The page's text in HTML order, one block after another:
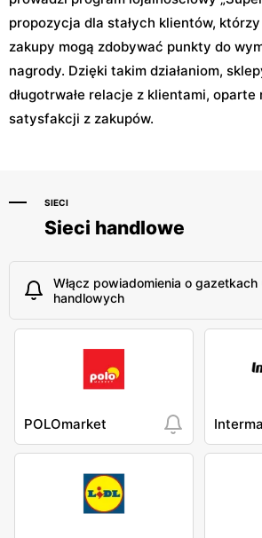
propozycja dla stałych klientów,
zakupy mogą zdobywać punkty do
nagrody. Dzięki takim działaniom,
długotrwałe relacje z klientami, oparte
satysfakcji z zakupów.
SIECI
Sieci handlowe
Włącz powiadomienia o
handlowych
POLOmarket